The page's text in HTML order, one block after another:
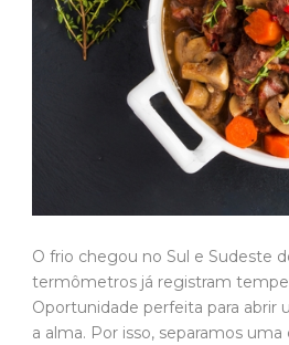
O frio chegou no Sul e Sudeste
termômetros já registram
Oportunidade perfeita para abrir
a alma. Por isso, separamos